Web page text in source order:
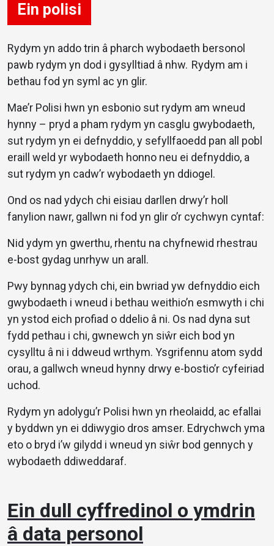
Ein polisi
Rydym yn addo trin â pharch wybodaeth bersonol
pawb rydym yn dod i gysylltiad â nhw. Rydym am i
bethau fod yn syml ac yn glir.
Mae’r Polisi hwn yn esbonio sut rydym am wneud
hynny – pryd a pham rydym yn casglu gwybodaeth,
sut rydym yn ei defnyddio, y sefyllfaoedd pan all pobl
eraill weld yr wybodaeth honno neu ei defnyddio, a
sut rydym yn cadw’r wybodaeth yn ddiogel.
Ond os nad ydych chi eisiau darllen drwy’r holl
fanylion nawr, gallwn ni fod yn glir o’r cychwyn cyntaf:
Nid ydym yn gwerthu, rhentu na chyfnewid rhestrau
e-bost gydag unrhyw un arall.
Pwy bynnag ydych chi, ein bwriad yw defnyddio eich
gwybodaeth i wneud i bethau weithio’n esmwyth i chi
yn ystod eich profiad o ddelio â ni. Os nad dyna sut
fydd pethau i chi, gwnewch yn siŵr eich bod yn
cysylltu â ni i ddweud wrthym. Ysgrifennu atom sydd
orau, a gallwch wneud hynny drwy e-bostio’r cyfeiriad
uchod.
Rydym yn adolygu’r Polisi hwn yn rheolaidd, ac efallai
y byddwn yn ei ddiwygio dros amser. Edrychwch yma
eto o bryd i’w gilydd i wneud yn siŵr bod gennych y
wybodaeth ddiweddaraf.
Ein dull cyffredinol o ymdrin
â data personol